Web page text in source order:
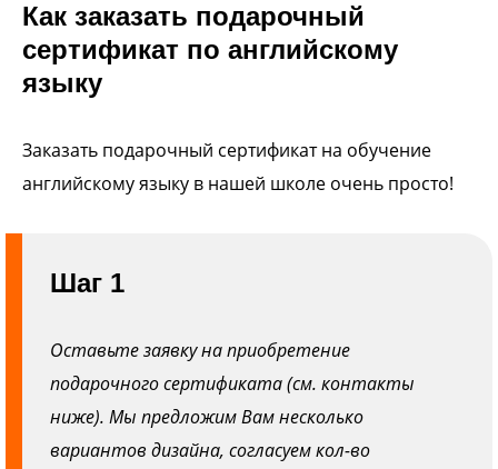
Как заказать подарочный
сертификат по английскому
языку
Заказать подарочный сертификат на обучение
английскому языку в нашей школе очень просто!
Шаг 1
Оставьте заявку на приобретение
подарочного сертификата (см. контакты
ниже). Мы предложим Вам несколько
вариантов дизайна, согласуем кол-во